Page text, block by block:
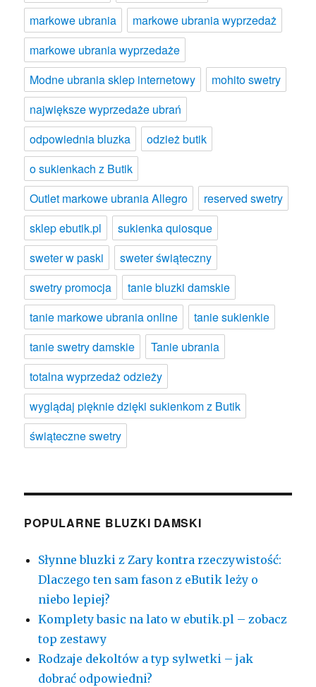
markowe ubrania
markowe ubrania wyprzedaż
markowe ubrania wyprzedaże
Modne ubrania sklep internetowy
mohito swetry
największe wyprzedaże ubrań
odpowiednia bluzka
odzież butik
o sukienkach z Butik
Outlet markowe ubrania Allegro
reserved swetry
sklep ebutik.pl
sukienka quiosque
sweter w paski
sweter świąteczny
swetry promocja
tanie bluzki damskie
tanie markowe ubrania online
tanie sukienkie
tanie swetry damskie
Tanie ubrania
totalna wyprzedaż odzieży
wyglądaj pięknie dzięki sukienkom z Butik
świąteczne swetry
POPULARNE BLUZKI DAMSKI
Słynne bluzki z Zary kontra rzeczywistość:
Dlaczego ten sam fason z eButik leży o
niebo lepiej?
Komplety basic na lato w ebutik.pl – zobacz
top zestawy
Rodzaje dekoltów a typ sylwetki – jak
dobrać odpowiedni?